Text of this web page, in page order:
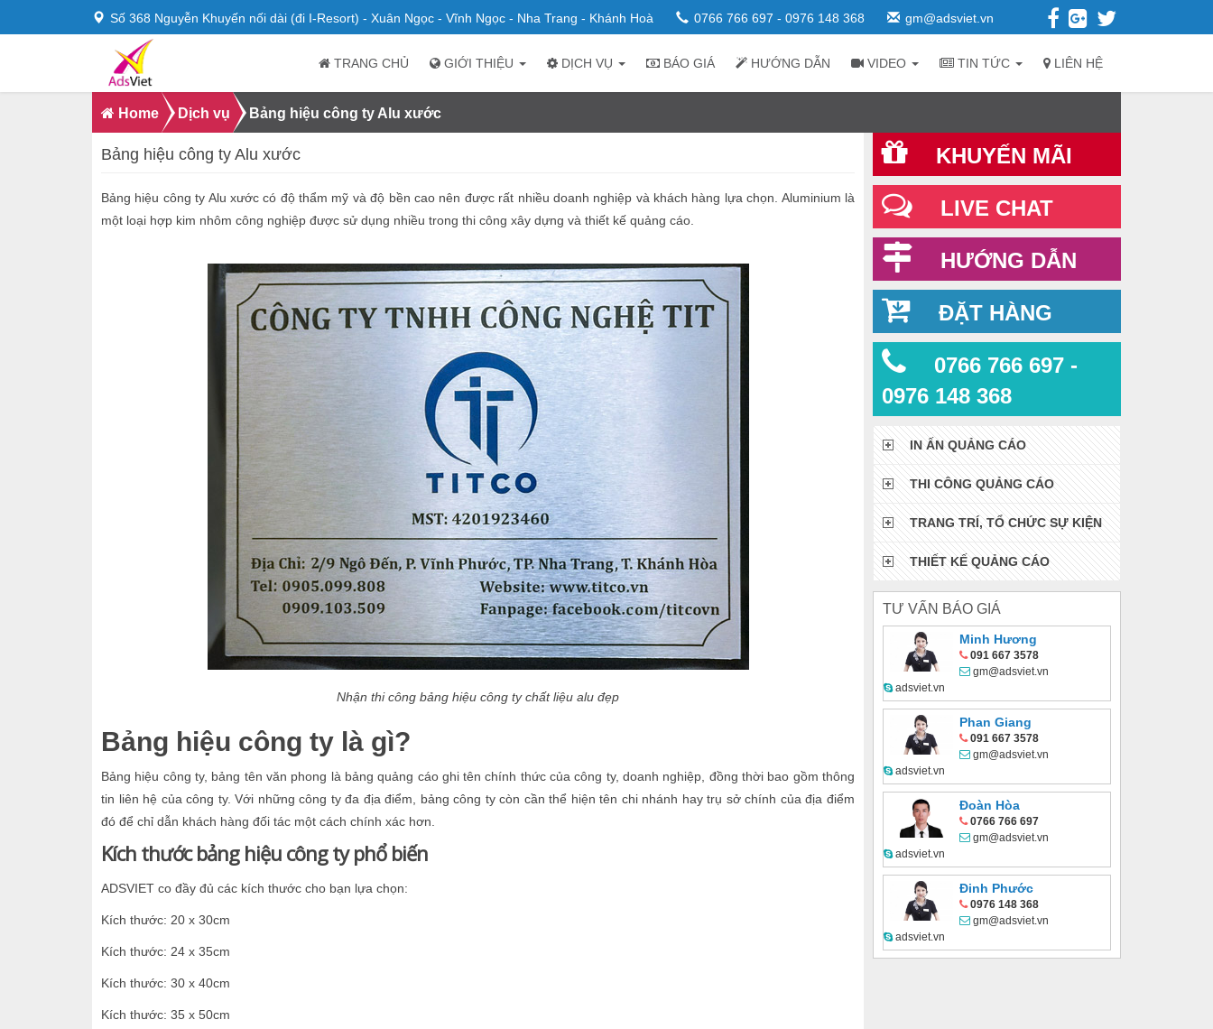
Số 368 Nguyễn Khuyến nối dài (đi I-Resort) - Xuân Ngọc - Vĩnh Ngọc - Nha Trang - Khánh Hoà 0766 766 697 - 0976 148 368 gm@adsviet.vn
TRANG CHỦ GIỚI THIỆU DỊCH VỤ BÁO GIÁ HƯỚNG DẪN VIDEO TIN TỨC LIÊN HỆ
Home Dịch vụ Bảng hiệu công ty Alu xước
Bảng hiệu công ty Alu xước
Bảng hiệu công ty Alu xước có độ thẩm mỹ và độ bền cao nên được rất nhiều doanh nghiệp và khách hàng lựa chọn. Aluminium là
một loại hợp kim nhôm công nghiệp được sử dụng nhiều trong thi công xây dựng và thiết kế quảng cáo.
Nhận thi công bảng hiệu công ty chất liệu alu đẹp
Bảng hiệu công ty là gì?
Bảng hiệu công ty, bảng tên văn phong là bảng quảng cáo ghi tên chính thức của công ty, doanh nghiệp, đồng thời bao gồm thông
tin liên hệ của công ty. Với những công ty đa địa điểm, bảng công ty còn cần thể hiện tên chi nhánh hay trụ sở chính của địa điểm
đó để chỉ dẫn khách hàng đối tác một cách chính xác hơn.
Kích thước bảng hiệu công ty phổ biến
ADSVIET co đầy đủ các kích thước cho bạn lựa chọn:
Kích thước: 20 x 30cm
Kích thước: 24 x 35cm
Kích thước: 30 x 40cm
Kích thước: 35 x 50cm
KHUYẾN MÃI
LIVE CHAT
HƯỚNG DẪN
ĐẶT HÀNG
0766 766 697 -
0976 148 368
IN ẤN QUẢNG CÁO
THI CÔNG QUẢNG CÁO
TRANG TRÍ, TỔ CHỨC SỰ KIỆN
THIẾT KẾ QUẢNG CÁO
TƯ VẤN BÁO GIÁ
Minh Hương
091 667 3578
gm@adsviet.vn
adsviet.vn
Phan Giang
091 667 3578
gm@adsviet.vn
adsviet.vn
Đoàn Hòa
0766 766 697
gm@adsviet.vn
adsviet.vn
Đinh Phước
0976 148 368
gm@adsviet.vn
adsviet.vn